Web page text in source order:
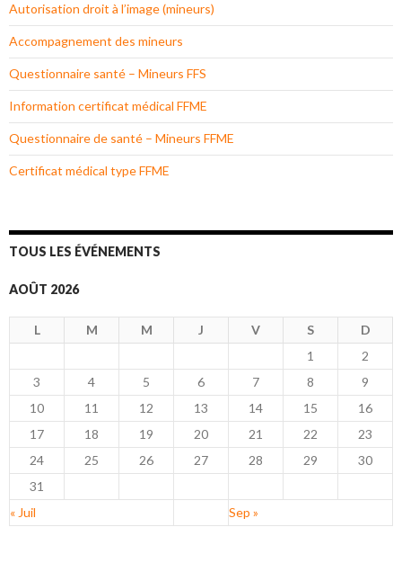
Autorisation droit à l’image (mineurs)
Accompagnement des mineurs
Questionnaire santé – Mineurs FFS
Information certificat médical FFME
Questionnaire de santé – Mineurs FFME
Certificat médical type FFME
TOUS LES ÉVÉNEMENTS
AOÛT 2026
L M M J V S
D
1
2
3
4 5 6 7 8
9
10
11 12 13 14 15
16
17
18 19 20 21 22
23
24
25 26 27 28 29
30
31
« Juil
Sep »